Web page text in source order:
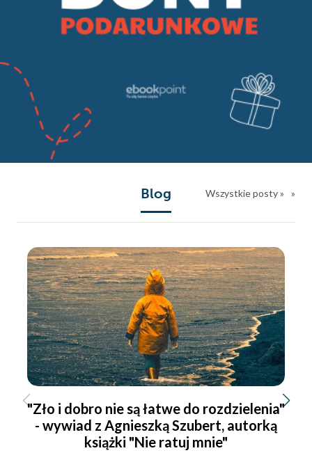
Blog Wszystkie posty »
"Zło i dobro nie są łatwe do rozdzielenia"
- wywiad z Agnieszką Szubert, autorką
książki "Nie ratuj mnie"